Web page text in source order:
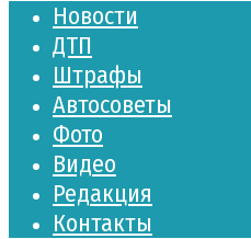
Новости
ДТП
Штрафы
Автосоветы
Фото
Видео
Редакция
Контакты